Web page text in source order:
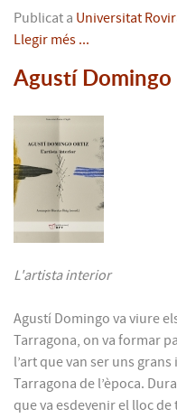
Publicat a Universitat
Llegir més ...
Agustí
L'artista interior
Agustí Domingo va viure
Tarragona, on va formar
l’art que van ser uns
Tarragona de l’època.
que va esdevenir el lloc